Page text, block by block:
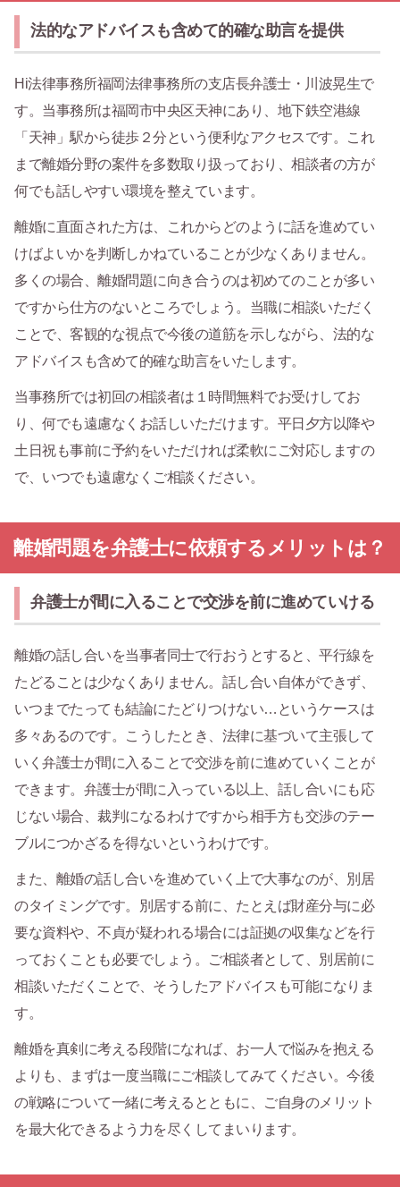
法的なアドバイスも含めて的確な助言を提供
Hi法律事務所福岡法律事務所の支店長弁護士・川波晃生で
す。当事務所は福岡市中央区天神にあり、地下鉄空港線
「天神」駅から徒歩２分という便利なアクセスです。これ
まで離婚分野の案件を多数取り扱っており、相談者の方が
何でも話しやすい環境を整えています。
離婚に直面された方は、これからどのように話を進めてい
けばよいかを判断しかねていることが少なくありません。
多くの場合、離婚問題に向き合うのは初めてのことが多い
ですから仕方のないところでしょう。当職に相談いただく
ことで、客観的な視点で今後の道筋を示しながら、法的な
アドバイスも含めて的確な助言をいたします。
当事務所では初回の相談者は１時間無料でお受けしてお
り、何でも遠慮なくお話しいただけます。平日夕方以降や
土日祝も事前に予約をいただければ柔軟にご対応しますの
で、いつでも遠慮なくご相談ください。
離婚問題を弁護士に依頼するメリットは？
弁護士が間に入ることで交渉を前に進めていける
離婚の話し合いを当事者同士で行おうとすると、平行線を
たどることは少なくありません。話し合い自体ができず、
いつまでたっても結論にたどりつけない…というケースは
多々あるのです。こうしたとき、法律に基づいて主張して
いく弁護士が間に入ることで交渉を前に進めていくことが
できます。弁護士が間に入っている以上、話し合いにも応
じない場合、裁判になるわけですから相手方も交渉のテー
ブルにつかざるを得ないというわけです。
また、離婚の話し合いを進めていく上で大事なのが、別居
のタイミングです。別居する前に、たとえば財産分与に必
要な資料や、不貞が疑われる場合には証拠の収集などを行
っておくことも必要でしょう。ご相談者として、別居前に
相談いただくことで、そうしたアドバイスも可能になりま
す。
離婚を真剣に考える段階になれば、お一人で悩みを抱える
よりも、まずは一度当職にご相談してみてください。今後
の戦略について一緒に考えるとともに、ご自身のメリット
を最大化できるよう力を尽くしてまいります。